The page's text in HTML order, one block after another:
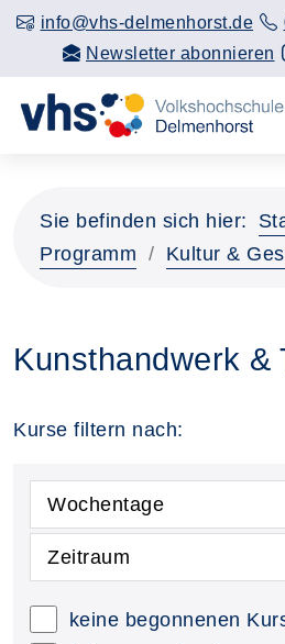
info@vhs-delmenhorst.de
Newsletter abonnieren
Sie befinden sich hier:
Programm
Kultur &
Kunsthandwerk &
Kurse filtern nach:
Wochentage
Zeitraum
keine begonnenen